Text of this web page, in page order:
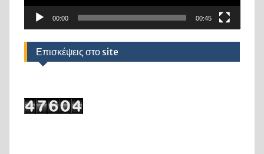
00:00 00:45
Επισκέψεις στο site